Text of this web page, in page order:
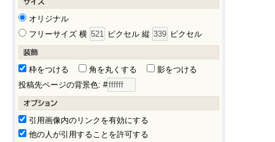
オリジナル
フリーサイズ 横
ピクセル 縦 ピクセル
枠をつける 角を丸くする
影をつける
投稿先ページの背景色: #
引用画像内のリンクを有効にする
他の人が引用することを許可する